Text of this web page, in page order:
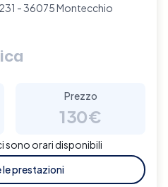
- 36075 Montecchio
Prezzo
130€
sono orari disponibili
prestazioni